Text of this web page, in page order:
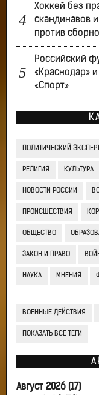
Хоккей без
скандинавов
против
Российский
«Краснодар»
«Спорт»
ПОЛИТИЧЕСКИЙ ЭКСПЕРТ
РЕЛИГИЯ КУЛЬТУРА
НОВОСТИ РОССИИ
ПРОИСШЕСТВИЯ
ОБЩЕСТВО
ЗАКОН И ПРАВО
НАУКА МНЕНИЯ
ВОЕННЫЕ ДЕЙСТВИЯ
ПОКАЗАТЬ ВСЕ ТЕГИ
Август 2026 (17)